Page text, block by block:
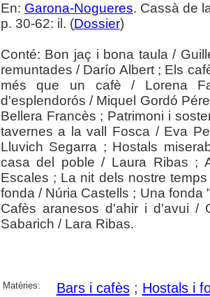
En: Garona-Nogueres. Cassà de
p. 30-62: il. (Dossier)
Conté: Bon jaç i bona taula /
remuntades / Darío Albert ; Els
més que un cafè / Lorena
d'esplendorós / Miquel Gordó
Bellera Francès ; Patrimoni i
tavernes a la vall Fosca / Eva
Lluvich Segarra ; Hostals
casa del poble / Laura Ribas ;
Escales ; La nit dels nostre
fonda / Núria Castells ; Una
Cafès aranesos d'ahir i d'avui /
Sabarich / Lara Ribas.
Matèries: Bars i cafès; Hostals i